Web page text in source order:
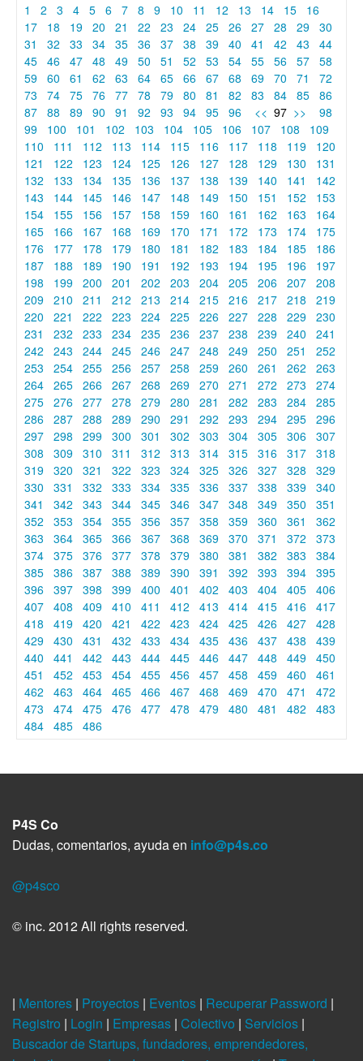
1 2 3 4 5 6 7 8 9 10 11 12 13 14 15
16
17
18 19 20 21 22 23 24 25 26 27 28 29 30
31
32 33 34 35 36 37 38 39 40 41 42 43
44
45 46 47 48 49 50 51 52 53 54 55 56 57 58
59 60 61 62 63 64 65 66 67 68 69 70 71
72
73
74 75 76 77 78 79 80 81 82 83 84 85 86
87 88 89 90 91 92 93 94 95 96 << 97 >>
98
99
100 101 102 103 104 105 106 107 108
109
110
111 112 113 114 115 116 117 118 119
120
121
122 123 124 125 126 127 128 129 130
131
132
133 134 135 136 137 138 139 140 141
142
143
144 145 146 147 148 149 150 151 152
153
154
155 156 157 158 159 160 161 162 163
164
165
166 167 168 169 170 171 172 173 174
175
176
177 178 179 180 181 182 183 184 185
186
187
188 189 190 191 192 193 194 195 196
197
198
199 200 201 202 203 204 205 206 207 208
209 210 211 212 213 214 215 216 217 218
219
220
221 222 223 224 225 226 227 228 229 230
231
232 233 234 235 236 237 238 239 240
241
242
243 244 245 246 247 248 249 250 251
252
253
254 255 256 257 258 259 260 261 262
263
264 265 266 267 268 269 270 271 272 273
274
275 276 277 278 279 280 281 282 283 284 285
286 287 288 289 290 291 292 293 294 295 296
297 298 299 300 301 302 303 304 305 306 307
308
309 310 311 312 313 314 315 316 317 318
319 320 321 322 323 324 325 326 327 328
329
330
331 332 333 334 335 336 337 338 339 340
341
342 343 344 345 346 347 348 349 350
351
352
353 354 355 356 357 358 359 360 361
362
363
364 365 366 367 368 369 370 371 372
373
374 375 376 377 378 379 380 381 382 383
384
385 386 387 388 389 390 391 392 393 394 395
396 397 398 399 400 401 402 403 404 405 406
407 408 409 410 411 412 413 414 415 416 417
418
419 420 421 422 423 424 425 426 427 428
429 430 431 432 433 434 435 436 437 438
439
440
441 442 443 444 445 446 447 448 449 450
451
452 453 454 455 456 457 458 459 460
461
462
463 464 465 466 467 468 469 470 471
472
473
474 475 476 477 478 479 480 481 482
483
484 485 486
P4S Co
Dudas, comentarios, ayuda en info@p4s.co
@p4sco
© inc. 2012 All rights reserved.
| Mentores | Proyectos | Eventos | Recuperar Password |
Registro | Login | Empresas | Colectivo | Servicios |
Buscador de Startups, fundadores, emprendedores,